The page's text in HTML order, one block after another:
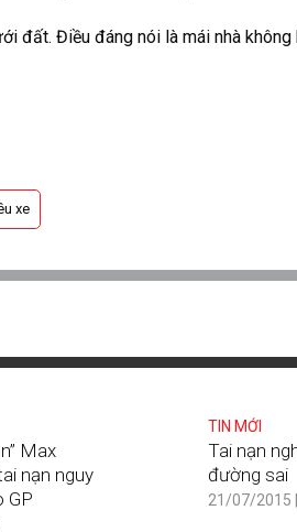
đất. Điều đáng nói là mái nhà không
xe
Max
nạn nguy
GP
TIN MỚI
Tai nạn
đường sai
21/07/2015